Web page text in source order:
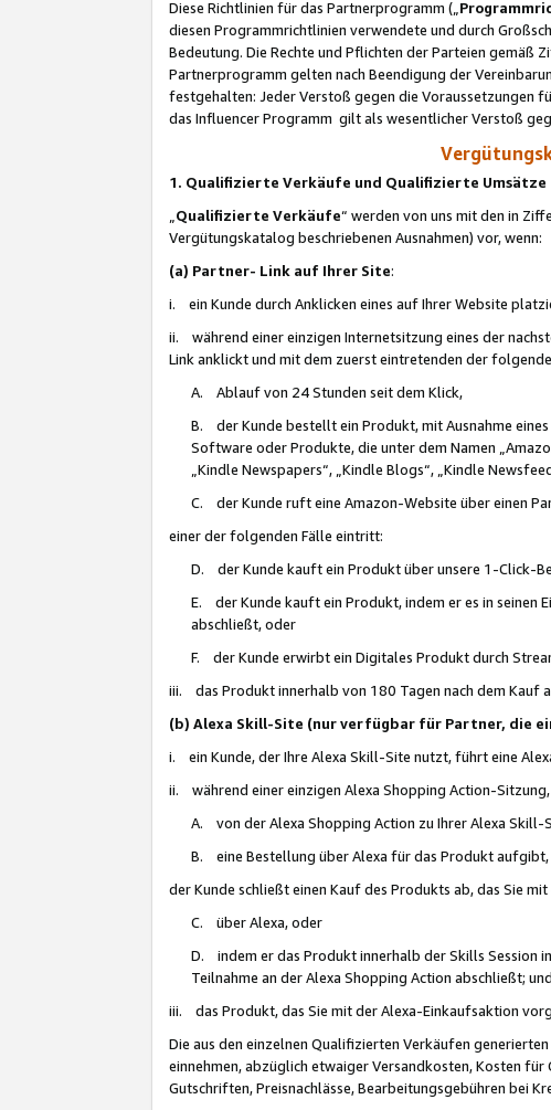
Diese Richtlinien für das Partnerprogramm („
diesen Programmrichtlinien verwendete und durch
Bedeutung. Die Rechte und Pflichten der Parteien
Partnerprogramm gelten nach Beendigung der
festgehalten: Jeder Verstoß gegen die Voraussetzungen
das Influencer Programm gilt als wesentlicher Verstoß
1. Qualifizierte Verkäufe und Qualifizierte Umsätze
Qualifizierte Verkäufe“ werden von uns mit den in
Vergütungskatalog beschriebenen Ausnahmen) vor, wenn:
(a) Partner- Link auf Ihrer Site:
i. ein Kunde durch Anklicken eines auf Ihrer Website
ii. während einer einzigen Internetsitzung eines der
Link anklickt und mit dem zuerst eintretenden der
A. Ablauf von 24 Stunden seit dem Klick,
B. der Kunde bestellt ein Produkt, mit Ausnahme
Software oder Produkte, die unter dem Namen
„Kindle Newspapers“, „Kindle Blogs“, „Kindle
C. der Kunde ruft eine Amazon-Website über einen
einer der folgenden Fälle eintritt:
D. der Kunde kauft ein Produkt über unsere 1-Click-
E. der Kunde kauft ein Produkt, indem er es in seinen
abschließt, oder
F. der Kunde erwirbt ein Digitales Produkt durch
iii. das Produkt innerhalb von 180 Tagen nach dem Kauf
(b) Alexa Skill-Site (nur verfügbar für Partner, die
i. ein Kunde, der Ihre Alexa Skill-Site nutzt, führt eine
ii. während einer einzigen Alexa Shopping Action-
A. von der Alexa Shopping Action zu Ihrer Alexa
B. eine Bestellung über Alexa für das Produkt aufgibt,
der Kunde schließt einen Kauf des Produkts ab, das Sie
C. über Alexa, oder
D. indem er das Produkt innerhalb der Skills Session
Teilnahme an der Alexa Shopping Action abschließt; und
iii. das Produkt, das Sie mit der Alexa-Einkaufsaktion
Die aus den einzelnen Qualifizierten Verkäufen generierten „
einnehmen, abzüglich etwaiger Versandkosten, Kosten
Gutschriften, Preisnachlässe, Bearbeitungsgebühren bei